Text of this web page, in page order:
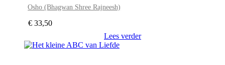
Osho (Bhagwan Shree Rajneesh)
€ 33,50
Lees verder